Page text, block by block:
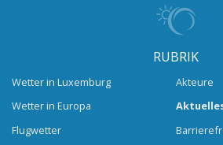
RUBRIK
Wetter in Luxemburg
Wetter in Europa
Flugwetter
Akteure